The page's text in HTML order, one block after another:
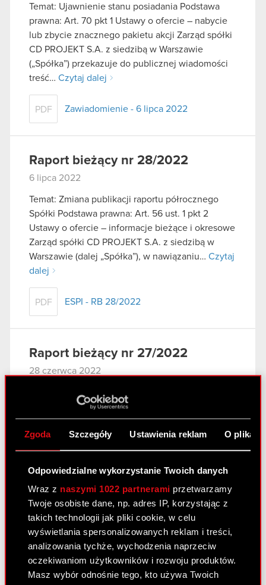
Zgoda Szczegóły Ustawienia reklam O
Odpowiedzialne wykorzystanie Twoich danych
Wraz z naszymi 1022 partnerami przetwarzamy
Twoje osobiste dane, np. adres IP, korzystając z
takich technologii jak pliki cookie, w celu
wyświetlania spersonalizowanych reklam i treści,
analizowania tychże, wychodzenia naprzeciw
oczekiwaniom użytkowników i rozwoju produktów.
Masz wybór odnośnie tego, kto używa Twoich
Temat: Ujawnienie stanu posiadania Podstawa
prawna: Art. 70 pkt 1 Ustawy o ofercie – nabycie
lub zbycie znacznego pakietu akcji Zarząd spółki
CD PROJEKT S.A. z siedzibą w Warszawie
(„Spółka”) przekazuje do publicznej wiadomości
treść… Czytaj dalej
PDF Zawiadomienie - 6 lipca 2022
Raport bieżący nr 28/2022
6 lipca 2022
Temat: Zmiana publikacji raportu półrocznego
Spółki Podstawa prawna: Art. 56 ust. 1 pkt 2
Ustawy o ofercie – informacje bieżące i okresowe
Zarząd spółki CD PROJEKT S.A. z siedzibą w
Warszawie (dalej „Spółka”), w nawiązaniu… Czytaj
dalej
PDF ESPI - RB 28/2022
Raport bieżący nr 27/2022
28 czerwca 2022
Walnego Zgromadzenie w przedmiocie wypłaty
dywidendy Podstawa prawna: Art. 56 ust. 1 pkt 2
Ustawy o ofercie – informacje bieżące i okresowe
Zarząd CD PROJEKT S.A. (dalej jako „Spółka”) w…
Raport bieżący nr 26/2022
28 czerwca 2022
Temat: Akcjonariusze posiadający co najmniej 5%
głosów na Zwyczajnym Walnym Zgromadzeniu
Akcjonariuszy Spółki Podstawa prawna: Art. 70